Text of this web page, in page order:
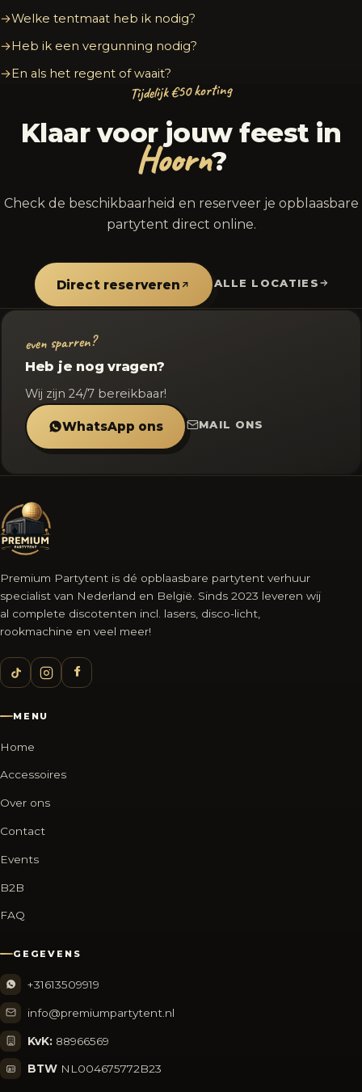
Welke tentmaat heb ik nodig?
Heb ik een vergunning nodig?
En als het regent of waait?
Tijdelijk €50 korting
Klaar voor jouw feest in
Hoorn?
Check de beschikbaarheid en reserveer je opblaasbare
partytent direct online.
Direct reserveren ALLE LOCATIES
even sparren?
Heb je nog vragen?
Wij zijn 24/7 bereikbaar!
WhatsApp ons MAIL ONS
Premium Partytent is dé opblaasbare partytent verhuur
specialist van Nederland en België. Sinds 2023 leveren wij
al complete discotenten incl. lasers, disco-licht,
rookmachine en veel meer!
MENU
Home
Accessoires
Over ons
Contact
Events
B2B
FAQ
GEGEVENS
+31613509919
info@premiumpartytent.nl
KvK: 88966569
BTW NL004675772B23